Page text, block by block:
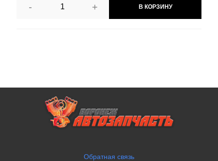
- + В КОРЗИНУ
Обратная связь